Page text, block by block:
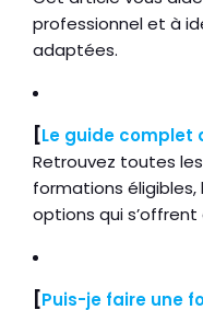
professionnel et à
adaptées.
[Le guide complet
Retrouvez toutes
formations
options qui s’offrent
[Puis-je faire une